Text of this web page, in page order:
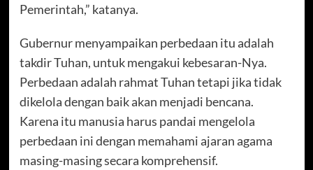
Pemerintah,” katanya.
Gubernur menyampaikan perbedaan itu adalah
takdir Tuhan, untuk mengakui kebesaran-Nya.
Perbedaan adalah rahmat Tuhan tetapi jika tidak
dikelola dengan baik akan menjadi bencana.
Karena itu manusia harus pandai mengelola
perbedaan ini dengan memahami ajaran agama
masing-masing secara komprehensif.